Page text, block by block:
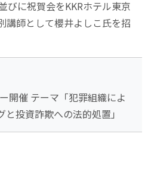
びに祝賀会をKKRホテル東京
講師として櫻井よしこ氏を招
開催 テーマ「犯罪組織によ
投資詐欺への法的処置」